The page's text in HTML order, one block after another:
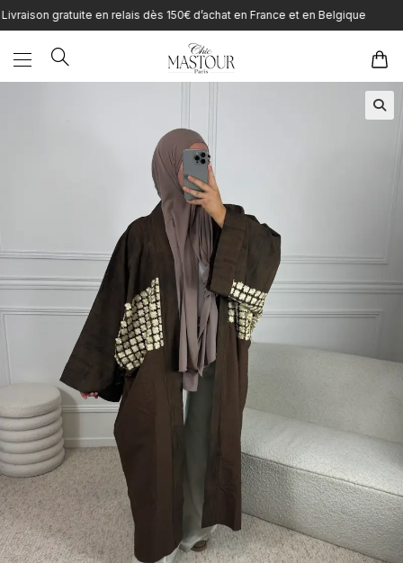
Skip
to
content
gratuite en relais dès 150€ d’achat en France et en Belgique